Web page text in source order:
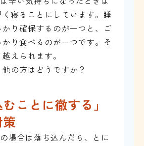
く寝ることにしています。睡
り確保するのが一つと、ご
り食べるのが一つです。そ
えられます。
の方はどうですか？
むことに徹する」
場合は落ち込んだら、とに